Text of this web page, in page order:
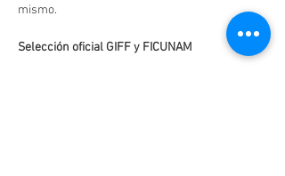
mismo.
Selección oficial GIFF y FICUNAM